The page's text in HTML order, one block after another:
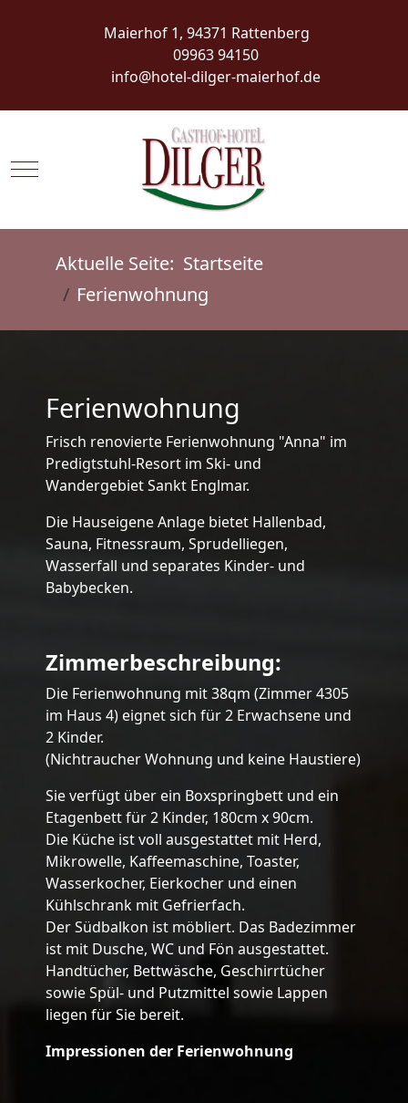
Maierhof 1, 94371 Rattenberg
09963 94150
info@hotel-dilger-maierhof.de
Mobile Menu Toggle
Aktuelle Seite: Startseite
Ferienwohnung
Ferienwohnung
Frisch renovierte Ferienwohnung "Anna" im
Predigtstuhl-Resort im Ski- und
Wandergebiet Sankt Englmar.
Die Hauseigene Anlage bietet Hallenbad,
Sauna, Fitnessraum, Sprudelliegen,
Wasserfall und separates Kinder- und
Babybecken.
Zimmerbeschreibung:
Die Ferienwohnung mit 38qm (Zimmer 4305
im Haus 4) eignet sich für 2 Erwachsene und
2 Kinder.
(Nichtraucher Wohnung und keine Haustiere)
Sie verfügt über ein Boxspringbett und ein
Etagenbett für 2 Kinder, 180cm x 90cm.
Die Küche ist voll ausgestattet mit Herd,
Mikrowelle, Kaffeemaschine, Toaster,
Wasserkocher, Eierkocher und einen
Kühlschrank mit Gefrierfach.
Der Südbalkon ist möbliert. Das Badezimmer
ist mit Dusche, WC und Fön ausgestattet.
Handtücher, Bettwäsche, Geschirrtücher
sowie Spül- und Putzmittel sowie Lappen
liegen für Sie bereit.
Impressionen der Ferienwohnung